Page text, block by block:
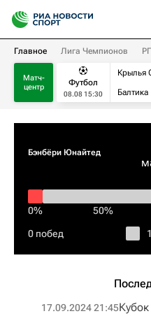
Главное Лига Чемпионов
Матч-
центр
Футбол
08.08 15:30
Крылья
Балтика
Бэнбёри Юнайтед
0% 50%
0 побед
17.09.2024 21:45